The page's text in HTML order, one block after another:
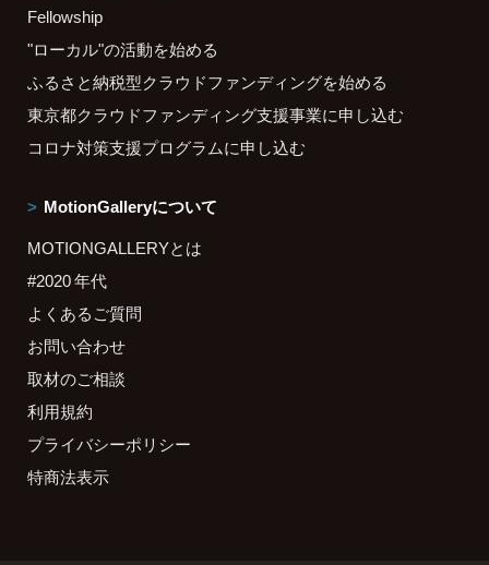
Fellowship
"ローカル"の活動を始める
ふるさと納税型クラウドファンディングを始める
東京都クラウドファンディング支援事業に申し込む
コロナ対策支援プログラムに申し込む
MotionGalleryについて
MOTIONGALLERYとは
#2020 年代
よくあるご質問
お問い合わせ
取材のご相談
利用規約
プライバシーポリシー
特商法表示